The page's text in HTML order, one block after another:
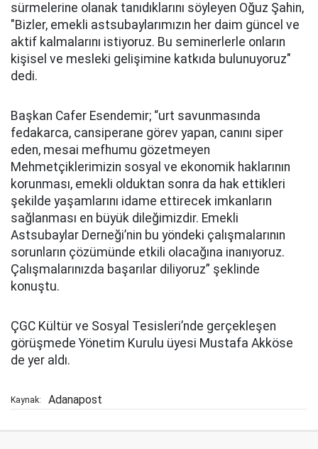
sürmelerine olanak tanıdıklarını söyleyen Oğuz Şahin,
"Bizler, emekli astsubaylarımızın her daim güncel ve
aktif kalmalarını istiyoruz. Bu seminerlerle onların
kişisel ve mesleki gelişimine katkıda bulunuyoruz"
dedi.
Başkan Cafer Esendemir; “urt savunmasında
fedakarca, cansiperane görev yapan, canını siper
eden, mesai mefhumu gözetmeyen
Mehmetçiklerimizin sosyal ve ekonomik haklarının
korunması, emekli olduktan sonra da hak ettikleri
şekilde yaşamlarını idame ettirecek imkanların
sağlanması en büyük dileğimizdir. Emekli
Astsubaylar Derneği’nin bu yöndeki çalışmalarının
sorunların çözümünde etkili olacağına inanıyoruz.
Çalışmalarınızda başarılar diliyoruz” şeklinde
konuştu.
ÇGC Kültür ve Sosyal Tesisleri’nde gerçekleşen
görüşmede Yönetim Kurulu üyesi Mustafa Akköse
de yer aldı.
Kaynak: Adanapost